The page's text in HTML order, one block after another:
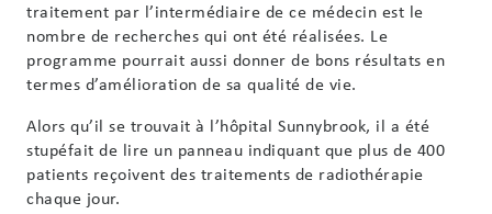
traitement par l’intermédiaire de ce médecin est le
nombre de recherches qui ont été réalisées. Le
programme pourrait aussi donner de bons résultats en
termes d’amélioration de sa qualité de vie.
Alors qu’il se trouvait à l’hôpital Sunnybrook, il a été
stupéfait de lire un panneau indiquant que plus de 400
patients reçoivent des traitements de radiothérapie
chaque jour.